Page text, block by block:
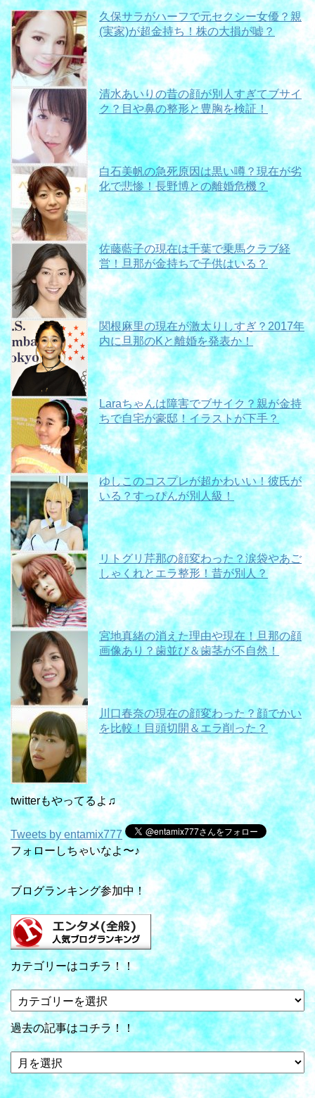
久保サラがハーフで元セクシー女優？親
(実家)が超金持ち！株の大損が嘘？
清水あいりの昔の顔が別人すぎてブサイ
ク？目や鼻の整形と豊胸を検証！
白石美帆の急死原因は黒い噂？現在が劣
化で悲惨！長野博との離婚危機？
佐藤藍子の現在は千葉で乗馬クラブ経
営！旦那が金持ちで子供はいる？
関根麻里の現在が激太りしすぎ？2017年
内に旦那のKと離婚を発表か！
Laraちゃんは障害でブサイク？親が金持
ちで自宅が豪邸！イラストが下手？
ゆしこのコスプレが超かわいい！彼氏が
いる？すっぴんが別人級！
リトグリ芹那の顔変わった？涙袋やあご
しゃくれとエラ整形！昔が別人？
宮地真緒の消えた理由や現在！旦那の顔
画像あり？歯並び＆歯茎が不自然！
川口春奈の現在の顔変わった？顔でかい
を比較！目頭切開＆エラ削った？
twitterもやってるよ♫
Tweets by entamix777
フォローしちゃいなよ〜♪
ブログランキング参加中！
カテゴリーはコチラ！！
テ
ゴ
リ
ー
は
コ
過去の記事はコチラ！！
過
去
の